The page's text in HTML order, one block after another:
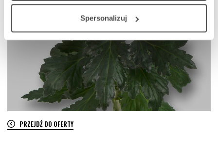
Spersonalizuj
PRZEJDŹ DO OFERTY